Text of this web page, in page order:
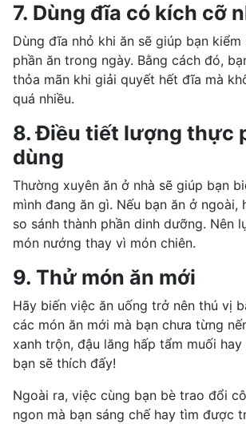
7. Dùng đĩa có kích cỡ
Dùng đĩa nhỏ khi ăn sẽ giúp bạn
phần ăn trong ngày. Bằng cách đó,
thỏa mãn khi giải quyết hết đĩa mà
quá nhiều.
8. Điều tiết lượng thực
dùng
Thường xuyên ăn ở nhà sẽ giúp bạn
mình đang ăn gì. Nếu bạn ăn ở ngoài,
so sánh thành phần dinh dưỡng. Nên
món nướng thay vì món chiên.
9. Thử món ăn mới
Hãy biến việc ăn uống trở nên thú vị
các món ăn mới mà bạn chưa từng
xanh trộn, đậu lăng hấp tẩm muối
bạn sẽ thích đấy!
Ngoài ra, việc cùng bạn bè trao đổi
ngon mà bạn sáng chế hay tìm được